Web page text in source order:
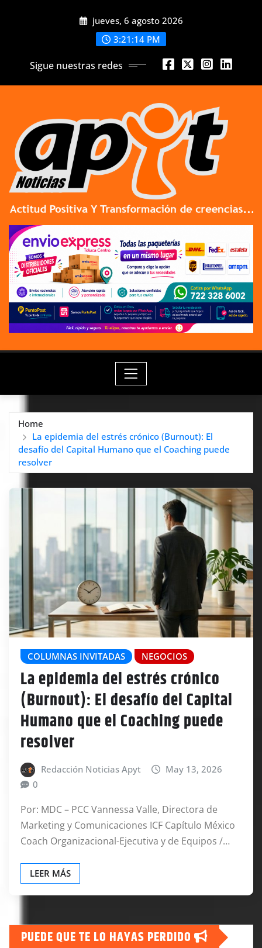
jueves, 6 agosto 2026
3:21:14 PM
Sigue nuestras redes
Home
La epidemia del estrés crónico (Burnout): El
desafío del Capital Humano que el Coaching puede
resolver
COLUMNAS INVITADAS NEGOCIOS
La epidemia del estrés crónico
(Burnout): El desafío del Capital
Humano que el Coaching puede
resolver
Redacción Noticias Apyt
May 13, 2026
0
Por: MDC – PCC Vannessa Valle, Directora de
Marketing y Comunicaciones ICF Capítulo México
Coach Organizacional-Ejecutiva y de Equipos /…
LEER MÁS
PUEDE QUE TE LO HAYAS PERDIDO